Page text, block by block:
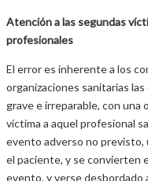
Atención a las segundas
profesionales
El error es inherente a los
organizaciones sanitarias
grave e irreparable, con una
víctima a aquel profesional
evento adverso no previsto,
el paciente, y se convierten
evento, y verse desbordado